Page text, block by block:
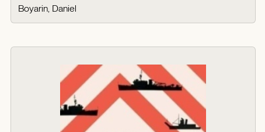
Boyarin, Daniel